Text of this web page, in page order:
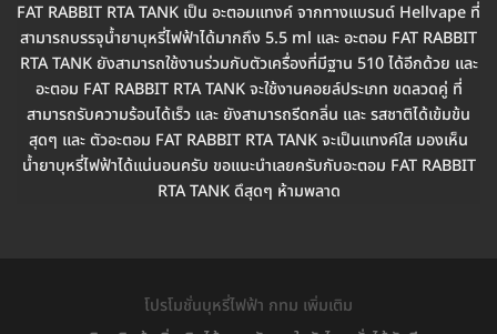
FAT RABBIT RTA TANK เป็น อะตอมแทงค์ จากทางแบรนด์ Hellvape ที่
สามารถบรรจุน้ำยาบุหรี่ไฟฟ้าได้มากถึง 5.5 ml และ อะตอม FAT RABBIT
RTA TANK ยังสามารถใช้งานร่วมกับตัวเครื่องที่มีฐาน 510 ได้อีกด้วย และ
อะตอม FAT RABBIT RTA TANK จะใช้งานคอยล์ประเภท ขดลวดคู่ ที่
สามารถรับความร้อนได้เร็ว และ ยังสามารถรีดกลิ่น และ รสชาติได้เข้มข้น
สุดๆ และ ตัวอะตอม FAT RABBIT RTA TANK จะเป็นแทงค์ใส มองเห็น
น้ำยาบุหรี่ไฟฟ้าได้แน่นอนครับ ขอแนะนำเลยครับกับอะตอม FAT RABBIT
RTA TANK ดึสุดๆ ห้ามพลาด
โปรโมชั่นบุหรี่ไฟฟ้า กทม เพิ่มเติม